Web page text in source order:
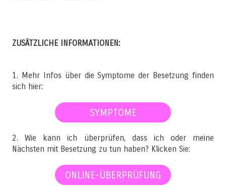
ZUSÄTZLICHE INFORMATIONEN:
1. Mehr Infos über die Symptome der Besetzung finden
sich hier:
SYMPTOME
2. Wie kann ich überprüfen, dass ich oder meine
Nächsten mit Besetzung zu tun haben? Klicken Sie:
ONLINE-ÜBERPRÜFUNG